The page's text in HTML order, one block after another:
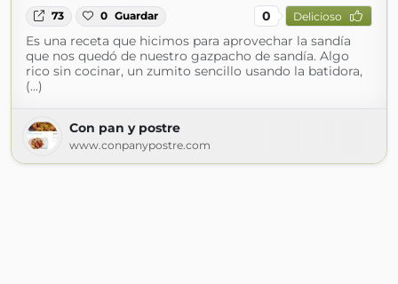
73 0 Guardar 0 Delicioso
Es una receta que hicimos para aprovechar la sandía
que nos quedó de nuestro gazpacho de sandía. Algo
rico sin cocinar, un zumito sencillo usando la batidora,
(...)
Con pan y postre
www.conpanypostre.com